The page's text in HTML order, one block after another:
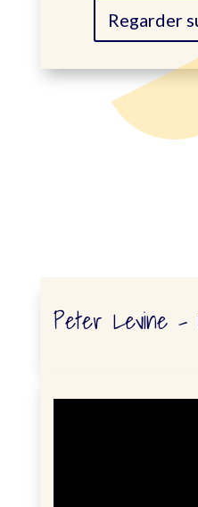
Regarder
Peter Levine –